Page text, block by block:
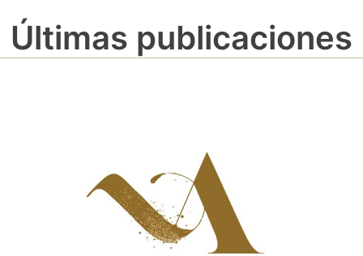
Últimas publicaciones